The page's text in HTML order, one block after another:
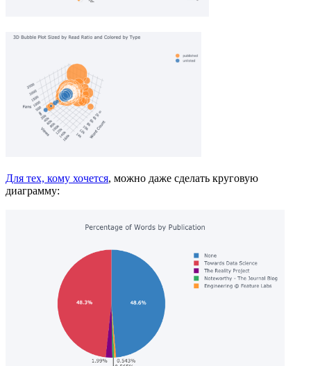
Для тех, кому хочется, можно даже сделать круговую
диаграмму: